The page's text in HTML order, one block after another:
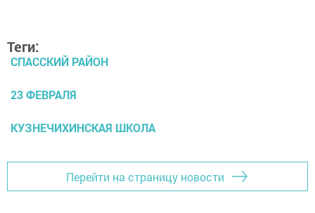
Теги:
СПАССКИЙ РАЙОН
23 ФЕВРАЛЯ
КУЗНЕЧИХИНСКАЯ ШКОЛА
Перейти на страницу новости